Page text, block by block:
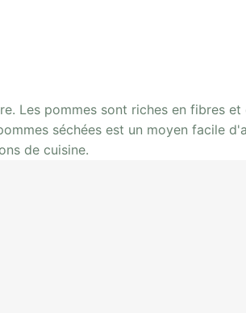
Les pommes sont riches en fibres et
séchées est un moyen facile
de cuisine.